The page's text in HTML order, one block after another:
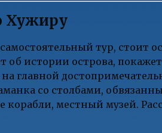
Хужиру
тур, стоит
об истории острова,
главной
со столбами,
местный музей.